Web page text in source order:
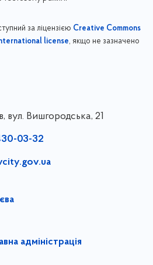
за ліцензією Creative Commons
license, якщо не зазначено
вул. Вишгородська, 21
03-32
адміністрація